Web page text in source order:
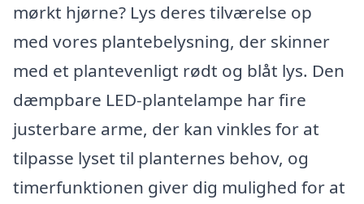
mørkt hjørne? Lys deres tilværelse op
med vores plantebelysning, der skinner
med et plantevenligt rødt og blåt lys. Den
dæmpbare LED-plantelampe har fire
justerbare arme, der kan vinkles for at
tilpasse lyset til planternes behov, og
timerfunktionen giver dig mulighed for at